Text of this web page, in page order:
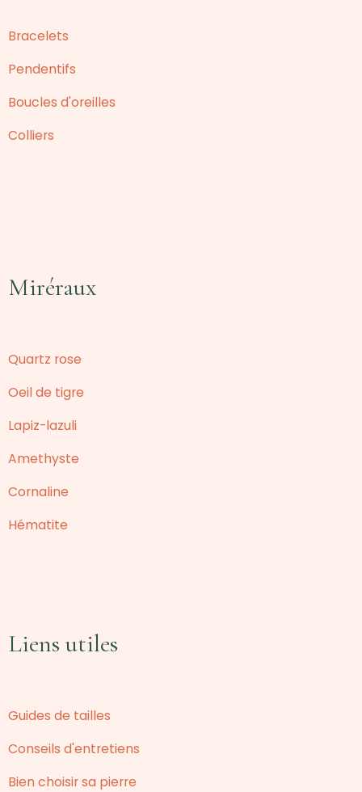
Bracelets
Pendentifs
Boucles d'oreilles
Colliers
Miréraux
Quartz rose
Oeil de tigre
Lapiz-lazuli
Amethyste
Cornaline
Hématite
Liens utiles
Guides de tailles
Conseils d'entretiens
Bien choisir sa pierre